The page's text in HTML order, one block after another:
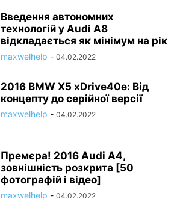
Введення автономних
технологій у Audi A8
відкладається як мінімум на рік
maxwelhelp - 04.02.2022
2016 BMW X5 xDrive40e: Від
концепту до серійної версії
maxwelhelp - 04.02.2022
Премєра! 2016 Audi A4,
зовнішність розкрита [50
фотографій і відео]
maxwelhelp - 04.02.2022